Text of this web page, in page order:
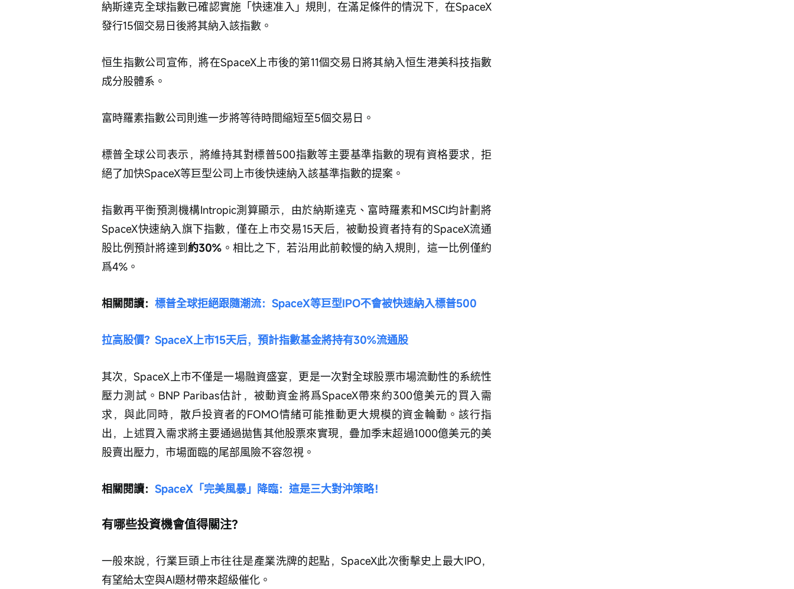
納斯達克全球指數已確認實施「快速准入」規則，在滿足條件的情況下，在SpaceX
發行15個交易日後將其納入該指數。
恒生指數公司宣佈，將在SpaceX上市後的第11個交易日將其納入恒生港美科技指數
成分股體系。
富時羅素指數公司則進一步將等待時間縮短至5個交易日。
標普全球公司表示，將維持其對標普500指數等主要基準指數的現有資格要求，拒
絕了加快SpaceX等巨型公司上市後快速納入該基準指數的提案。
指數再平衡預測機構Intropic測算顯示，由於納斯達克、富時羅素和MSCI均計劃將
SpaceX快速納入旗下指數，僅在上市交易15天后，被動投資者持有的SpaceX流通
股比例預計將達到約30% 。相比之下，若沿用此前較慢的納入規則，這一比例僅約
爲4%。
相關閱讀： 標普全球拒絕跟隨潮流：SpaceX等巨型IPO不會被快速納入標普500
拉高股價？SpaceX上市15天后，預計指數基金將持有30%流通股
其次，SpaceX上市不僅是一場融資盛宴，更是一次對全球股票市場流動性的系統性
壓力測試。BNP Paribas估計，被動資金將爲SpaceX帶來約300億美元的買入需
求，與此同時，散戶投資者的FOMO情緒可能推動更大規模的資金輪動。該行指
出，上述買入需求將主要通過拋售其他股票來實現，疊加季末超過1000億美元的美
股賣出壓力，市場面臨的尾部風險不容忽視。
相關閱讀： SpaceX「完美風暴」降臨：這是三大對沖策略！
有哪些投資機會值得關注？
一般來說，行業巨頭上市往往是產業洗牌的起點，SpaceX此次衝擊史上最大IPO，
有望給太空與AI題材帶來超級催化。